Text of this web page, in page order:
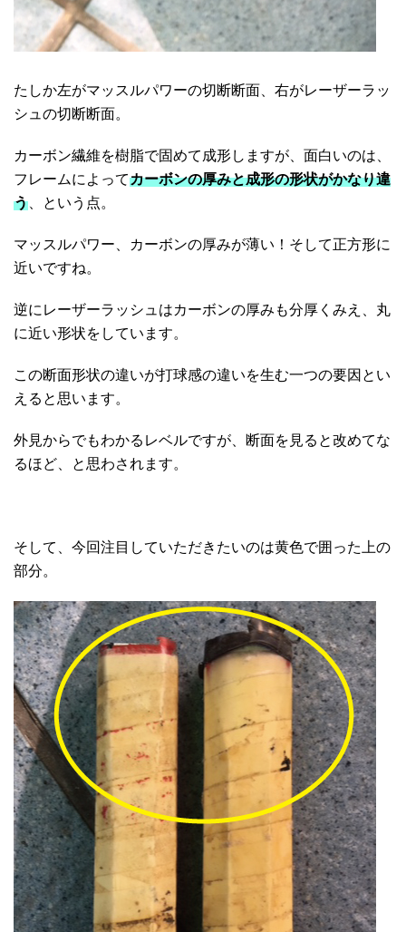
たしか左がマッスルパワーの切断断面、右がレーザーラッ
シュの切断断面。
カーボン繊維を樹脂で固めて成形しますが、面白いのは、
フレームによってカーボンの厚みと成形の形状がかなり違
う 、という点。
マッスルパワー、カーボンの厚みが薄い！そして正方形に
近いですね。
逆にレーザーラッシュはカーボンの厚みも分厚くみえ、丸
に近い形状をしています。
この断面形状の違いが打球感の違いを生む一つの要因とい
えると思います。
外見からでもわかるレベルですが、断面を見ると改めてな
るほど、と思わされます。
そして、今回注目していただきたいのは黄色で囲った上の
部分。